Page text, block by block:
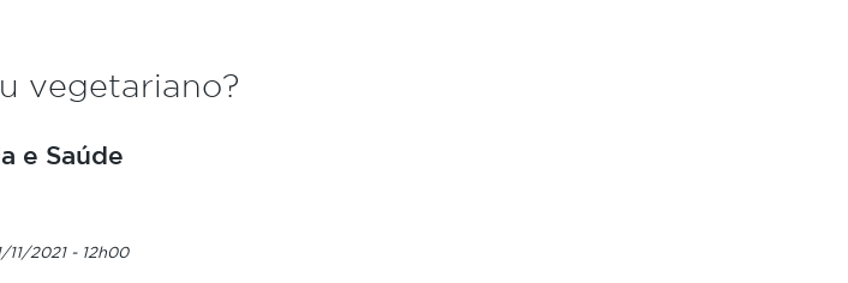
vegetariano?
e Saúde
11/2021 - 12h00